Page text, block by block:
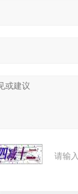
请输